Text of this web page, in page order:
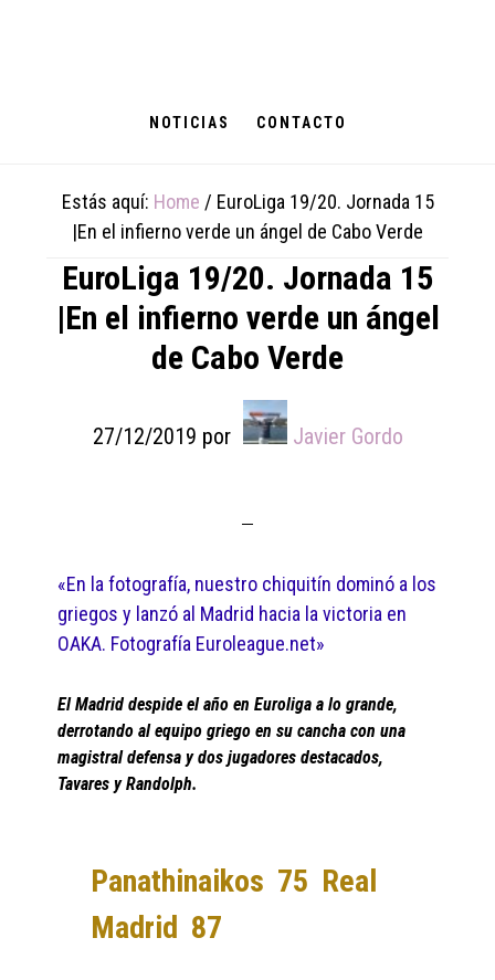
NOTICIAS CONTACTO
Estás aquí: Home / EuroLiga 19/20. Jornada 15
|En el infierno verde un ángel de Cabo Verde
EuroLiga 19/20. Jornada 15
|En el infierno verde un ángel
de Cabo Verde
27/12/2019 por Javier Gordo
«En la fotografía, nuestro chiquitín dominó a los
griegos y lanzó al Madrid hacia la victoria en
OAKA. Fotografía Euroleague.net»
El Madrid despide el año en Euroliga a lo grande,
derrotando al equipo griego en su cancha con una
magistral defensa y dos jugadores destacados,
Tavares y Randolph.
Panathinaikos 75 Real
Madrid 87